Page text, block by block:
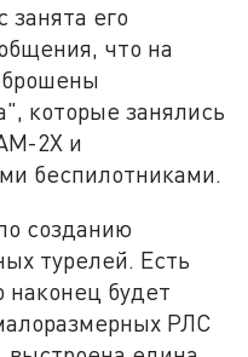
занята его
что на
которые занялись
2X и
беспилотниками.
созданию
турелей. Есть
наконец будет
РЛС